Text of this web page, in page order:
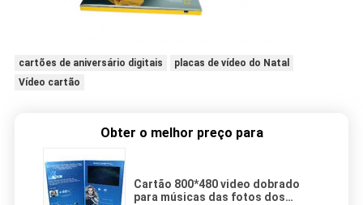
cartões de aniversário digitais
placas de vídeo do Natal
Vídeo cartão
Obter o melhor preço para
Cartão 800*480 video dobrado
para músicas das fotos dos